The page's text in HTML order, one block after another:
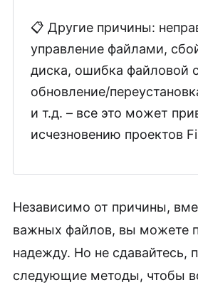
📋 Другие причины:
управление файлами,
диска, ошибка файловой
обновление/
и т.д. – все это может
исчезновению проектов
Независимо от причины,
важных файлов, вы можете
надежду. Но не сдавайтесь,
следующие методы, чтобы